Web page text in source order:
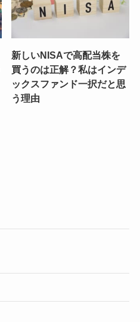
新しいNISAで高配当株を
買うのは正解？私はインデ
ックスファンド一択だと思
う理由